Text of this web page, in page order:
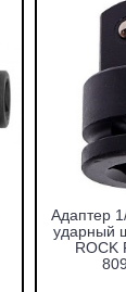
Адаптер
ударный
ROCK